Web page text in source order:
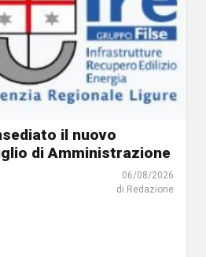
il nuovo
di Amministrazione
06/08/2026
di Redazione